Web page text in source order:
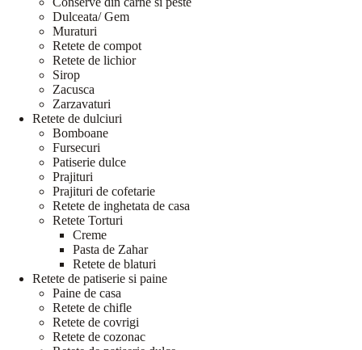
Dulceata/ Gem
Muraturi
Retete de compot
Retete de lichior
Sirop
Zacusca
Zarzavaturi
Retete de dulciuri
Bomboane
Fursecuri
Patiserie dulce
Prajituri
Prajituri de cofetarie
Retete de inghetata de casa
Retete Torturi
Creme
Pasta de Zahar
Retete de blaturi
Retete de patiserie si paine
Paine de casa
Retete de chifle
Retete de covrigi
Retete de cozonac